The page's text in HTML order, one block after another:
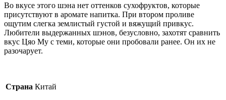
Во вкусе этого шэна нет оттенков сухофруктов, которые
присутствуют в аромате напитка. При втором проливе
ощутим слегка землистый густой и вяжущий привкус.
Любители выдержанных шэнов, безусловно, захотят сравнить
вкус Цяо Му с теми, которые они пробовали ранее. Он их не
разочарует.
Страна Китай